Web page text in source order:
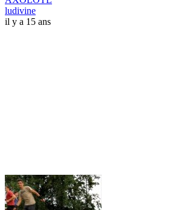
ludivine
il y a 15 ans